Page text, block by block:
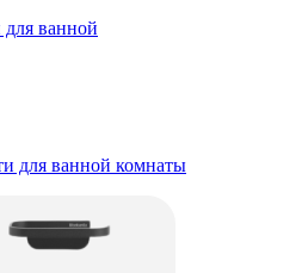
ванной
для ванной комнаты